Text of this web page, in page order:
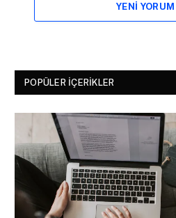
YENI
POPÜLER İÇERIKLER